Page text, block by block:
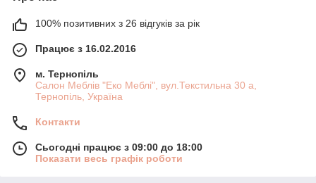
100% позитивних з 26 відгуків за рік
Працює з 16.02.2016
м. Тернопіль
Салон Меблів "Еко Меблі", вул.Текстильна 30 а,
Тернопіль, Україна
Контакти
Сьогодні працює з 09:00 до 18:00
Показати весь графік роботи